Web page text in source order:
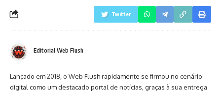
Twitter
Editorial Web Flush
Lançado em 2018, o Web Flush rapidamente se firmou no cenário
digital como um destacado portal de notícias, graças à sua entrega